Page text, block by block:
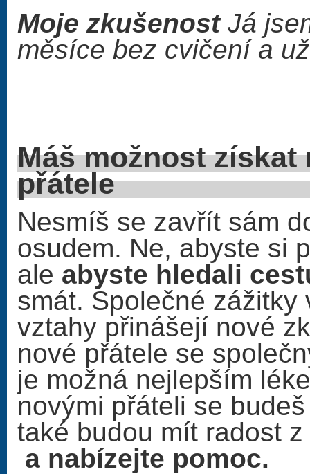
Moje zkušenostJá
měsíce bez cvičení a
Máš možnost získat
Nesmíš se zavřít sám
osudem. Ne, abyste si
ale abyste hledali
smát. Společné
vztahy přinášejí nové
nové přátele se
je možná nejlepším
novými přáteli se
také budou mít radost
a nabízejte pomoc.